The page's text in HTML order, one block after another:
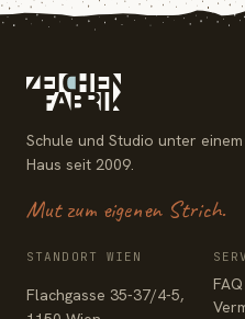
Schule und Studio unter
Haus seit 2009.
Mut zum eigenen Strich.
STANDORT WIEN
Flachgasse 35-37/4-5,
FAQ